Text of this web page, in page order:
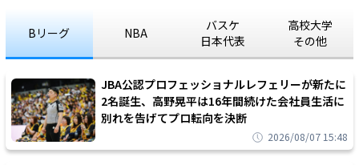
Bリーグ NBA
バスケ
日本代表
高校大学
その他
JBA公認プロフェッショナルレフェリーが新たに
2名誕生、高野晃平は16年間続けた会社員生活に
別れを告げてプロ転向を決断
2026/08/07 15:48